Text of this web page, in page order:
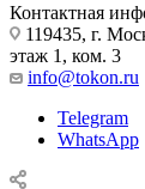
Контактная
119435, г.
этаж 1, ком. 3
info@tokon.ru
Telegram
WhatsApp